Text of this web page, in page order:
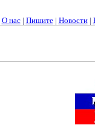
О нас| Пишите| Новости|